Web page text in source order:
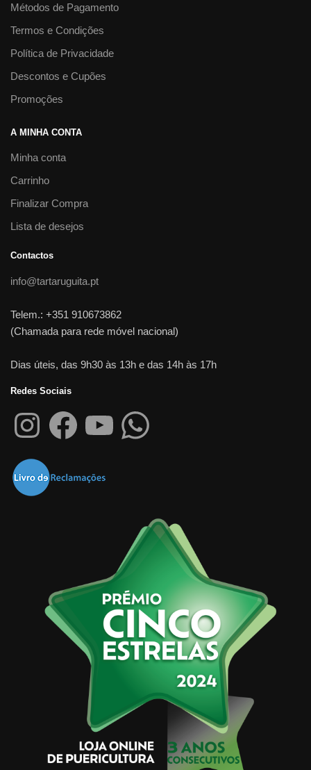
Métodos de Pagamento
Termos e Condições
Política de Privacidade
Descontos e Cupões
Promoções
A MINHA CONTA
Minha conta
Carrinho
Finalizar Compra
Lista de desejos
Contactos
info@tartaruguita.pt
Telem.: +351 910673862
(Chamada para rede móvel nacional)
Dias úteis, das 9h30 às 13h e das 14h às 17h
Redes Sociais